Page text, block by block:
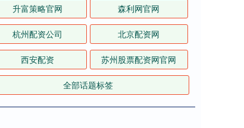
升富策略官网 森利网官网
杭州配资公司 北京配资网
西安配资 苏州股票配资网官网
全部话题标签